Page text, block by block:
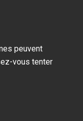
peuvent
vous tenter